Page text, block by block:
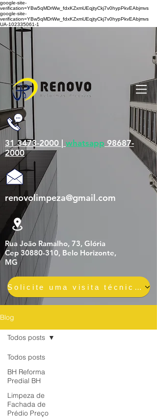
google-site-
verification=YBw5qMDrWw_fdxKZxmUEqjtyCkj7v0hypPkvEAbjmvs
google-site-
verification=YBw5qMDrWw_fdxKZxmUEqjtyCkj7v0hypPkvEAbjmvs
UA-102335061-1
31 3473-2000 | whatsapp 98687-
2000
renovolimpeza@gmail.com
Rua João Ramalho, 73, Glória
Cep 30880-310, Belo Horizonte,
MG
Solicite uma visita técnica gratuita e sem compromisso
Blog
Todos posts
BH Reforma
Predial BH
Limpeza de
Fachada de
Prédio Preço
Todos posts